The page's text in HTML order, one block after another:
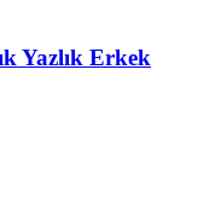
Yazlık Erkek